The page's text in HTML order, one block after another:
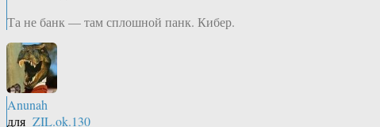
Та не банк — там сплошной панк. Кибер.
Anunah
для ZIL.ok.130